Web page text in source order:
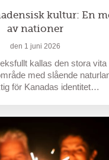
kultur: En
av nationer
den 1 juni 2026
kallas den stora vita
med slående
för Kanadas identitet…